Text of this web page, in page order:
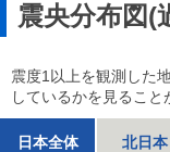
震央分布図(
震度1以上を観測した
しているかを見ること
日本全体 北日本